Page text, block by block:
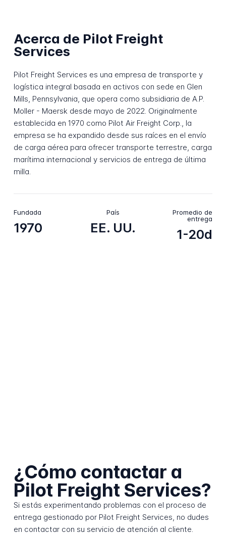
Acerca de Pilot Freight
Services
Pilot Freight Services es una empresa de transporte y
logística integral basada en activos con sede en Glen
Mills, Pennsylvania, que opera como subsidiaria de A.P.
Moller - Maersk desde mayo de 2022. Originalmente
establecida en 1970 como Pilot Air Freight Corp., la
empresa se ha expandido desde sus raíces en el envío
de carga aérea para ofrecer transporte terrestre, carga
marítima internacional y servicios de entrega de última
milla.
Fundada
1970
País
EE. UU.
Promedio de
entrega
1-20d
¿Cómo contactar a
Pilot Freight Services?
Si estás experimentando problemas con el proceso de
entrega gestionado por Pilot Freight Services, no dudes
en contactar con su servicio de atención al cliente.